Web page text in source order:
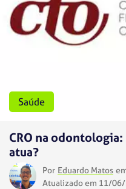
Saúde
CRO na odontologia:
atua?
Por Eduardo Matos
Atualizado em 11/